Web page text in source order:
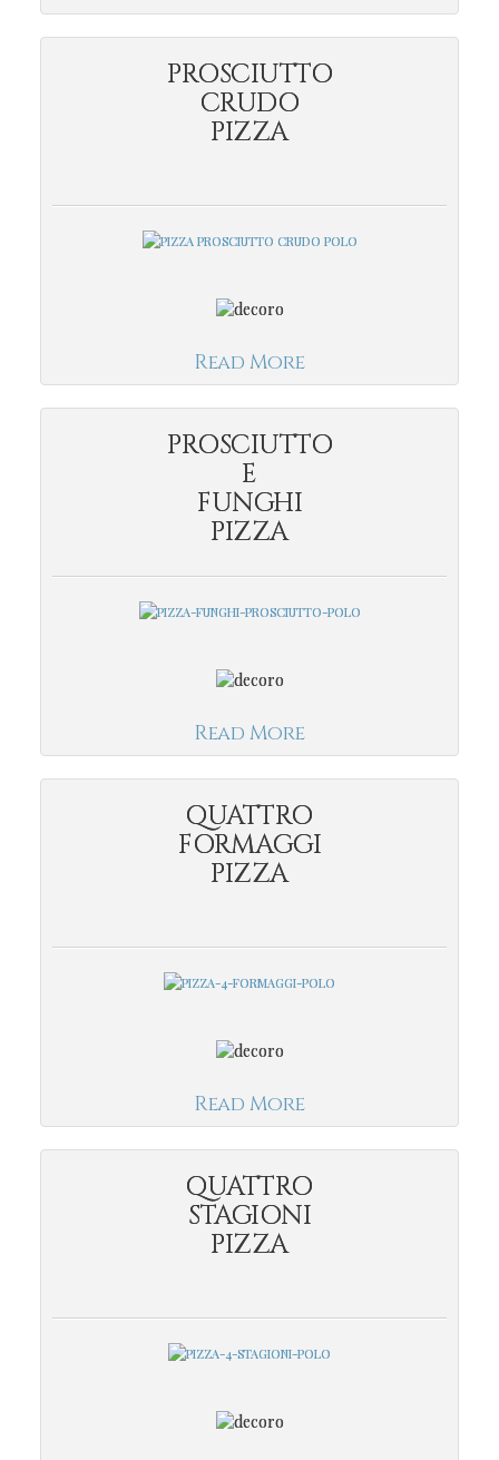
PROSCIUTTO
CRUDO
PIZZA
Read More
PROSCIUTTO
E
FUNGHI
PIZZA
Read More
QUATTRO
FORMAGGI
PIZZA
Read More
QUATTRO
STAGIONI
PIZZA